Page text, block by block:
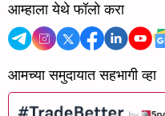
आम्हाला येथे फॉलो करा
आमच्या समुदायात सहभागी व्हा